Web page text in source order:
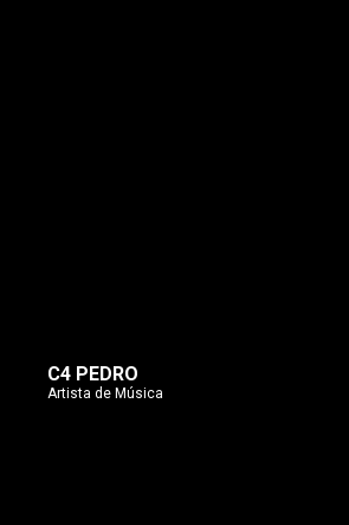
C4 PEDRO
Artista de Música